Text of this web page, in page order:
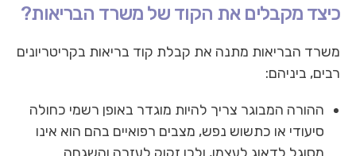
כיצד מקבלים את הקוד של משרד הבריאות?
משרד הבריאות מתנה את קבלת קוד בריאות בקריטריונים
רבים, ביניהם:
ההורה המבוגר צריך להיות מוגדר באופן רשמי כחולה
סיעודי או כתשוש נפש, מצבים רפואיים בהם הוא אינו